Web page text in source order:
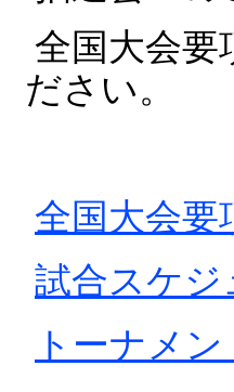
全国大会要
ださい。
全国大会要
試合スケジ
トーナメ